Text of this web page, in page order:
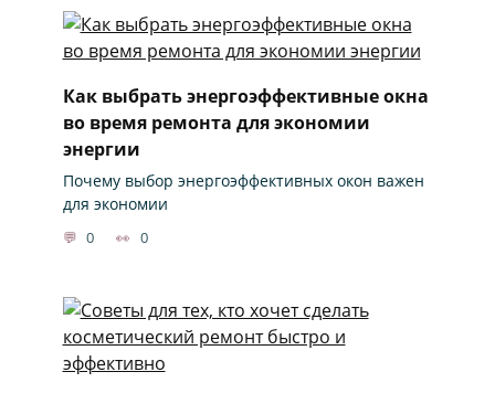
Как выбрать энергоэффективные окна
во время ремонта для экономии
энергии
Почему выбор энергоэффективных окон важен
для экономии
0 0